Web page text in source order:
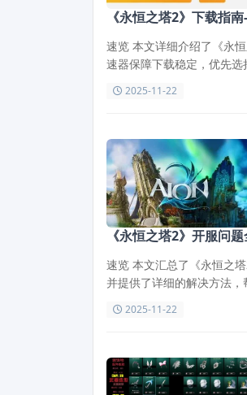
《永恒之塔2》下载指
速览 本文详细介绍了《永
速器保障下载稳定，优先选
2025-11-22
《永恒之塔2》开服问
速览 本文汇总了《永恒之
并提供了详细的解决方法，
2025-11-22